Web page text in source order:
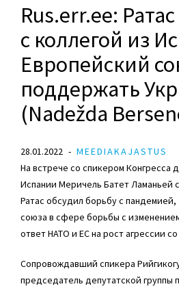
Rus.err.ee:
с коллегой из
Европейский
поддержать
(Nadežda
28.01.2022
MEEDIAKAJASTUS
На встрече со спикером Конгресса
Испании Меричель Батет Ламаньей
Ратас обсудил борьбу с пандемией,
союза в сфере борьбы с
ответ НАТО и ЕС на рост агрессии
Сопровождавший спикера
председатель депутатской группы